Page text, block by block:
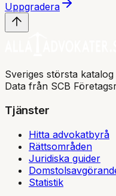
Uppgradera
Sveriges största
Data från SCB
Tjänster
Hitta advokatbyrå
Rättsområden
Juridiska guider
Statistik